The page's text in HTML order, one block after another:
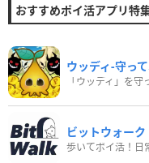
おすすめポイ活アプリ特
ウッディ‐守っ
「ウッディ」を
ビットウォーク